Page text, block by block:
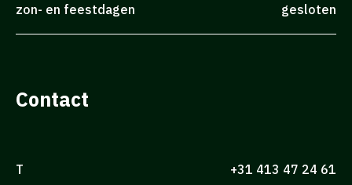
zon- en feestdagen gesloten
Contact
T +31 413 47 24 61